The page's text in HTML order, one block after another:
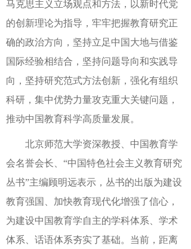
马克思主义立场观点和方法，以新时代党
的创新理论为指导，牢牢把握教育研究正
确的政治方向，坚持立足中国大地与借鉴
国际经验相结合，坚持问题导向和实践导
向，坚持研究范式方法创新，强化有组织
科研，集中优势力量攻克重大关键问题，
推动中国教育科学高质量发展。
北京师范大学资深教授、中国教育学
会名誉会长、 “中国特色社会主义教育研究
丛书”主编顾明远表示 ， 丛书的出版为建设
教育强国、加快教育现代化增强了信心，
为建设中国教育学自主的学科体系、学术
体系、话语体系夯实了基础。当前，距离